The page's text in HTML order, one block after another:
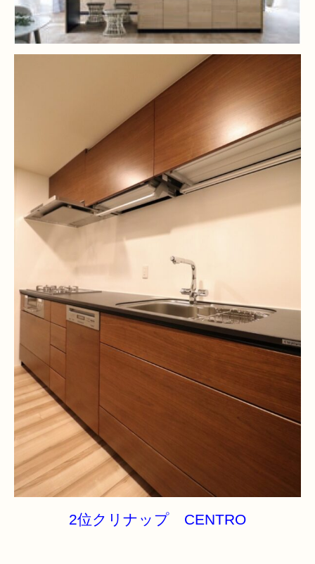
2位クリナップ CENTRO